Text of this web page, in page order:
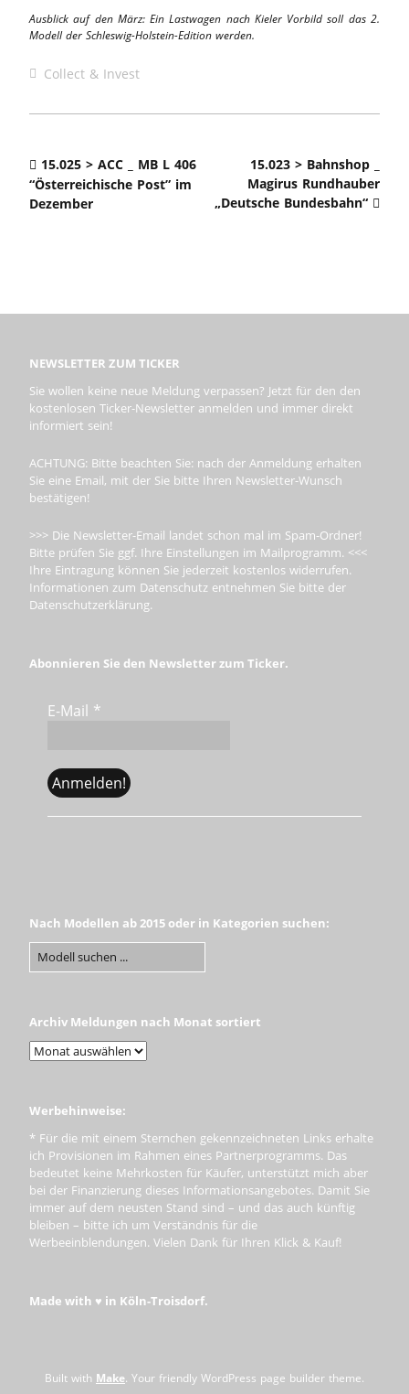
Ausblick auf den März: Ein Lastwagen nach Kieler Vorbild soll das 2.
Modell der Schleswig-Holstein-Edition werden.
Collect & Invest
15.025 > ACC _ MB L 406
“Österreichische Post” im
Dezember
15.023 > Bahnshop _
Magirus Rundhauber
„Deutsche Bundesbahn“
NEWSLETTER ZUM TICKER
Sie wollen keine neue Meldung verpassen? Jetzt für den den
kostenlosen Ticker-Newsletter anmelden und immer direkt
informiert sein!
ACHTUNG: Bitte beachten Sie: nach der Anmeldung erhalten
Sie eine Email, mit der Sie bitte Ihren Newsletter-Wunsch
bestätigen!
>>> Die Newsletter-Email landet schon mal im Spam-Ordner!
Bitte prüfen Sie ggf. Ihre Einstellungen im Mailprogramm. <<<
Ihre Eintragung können Sie jederzeit kostenlos widerrufen.
Informationen zum Datenschutz entnehmen Sie bitte der
Datenschutzerklärung.
Abonnieren Sie den Newsletter zum Ticker.
E-Mail *
Nach Modellen ab 2015 oder in Kategorien suchen:
Archiv Meldungen nach Monat sortiert
Werbehinweise:
* Für die mit einem Sternchen gekennzeichneten Links erhalte
ich Provisionen im Rahmen eines Partnerprogramms. Das
bedeutet keine Mehrkosten für Käufer, unterstützt mich aber
bei der Finanzierung dieses Informationsangebotes. Damit Sie
immer auf dem neusten Stand sind – und das auch künftig
bleiben – bitte ich um Verständnis für die
Werbeeinblendungen. Vielen Dank für Ihren Klick & Kauf!
Made with ♥ in Köln-Troisdorf.
Built with Make. Your friendly WordPress page builder theme.